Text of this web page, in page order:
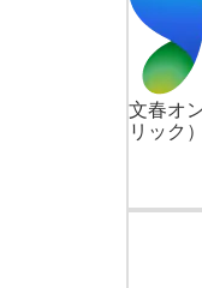
文春オ
リック）